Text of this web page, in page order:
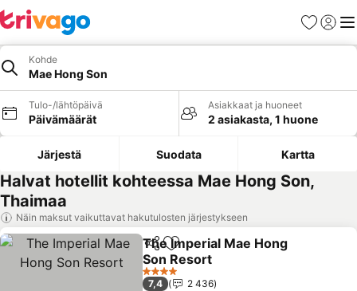
Suosikit
Kohde
Mae Hong Son
Tulo-/lähtöpäivä
Päivämäärät
Asiakkaat ja huoneet
2 asiakasta, 1 huone
Järjestä Suodata Kartta
Halvat hotellit kohteessa Mae Hong Son,
Thaimaa
Näin maksut vaikuttavat hakutulosten järjestykseen
Jaa Lisää suosikkeihin
The Imperial Mae Hong
Son Resort
4 Tähtiluokitus
7,4
2 436